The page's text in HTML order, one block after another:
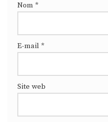
Nom *
E-mail *
Site web